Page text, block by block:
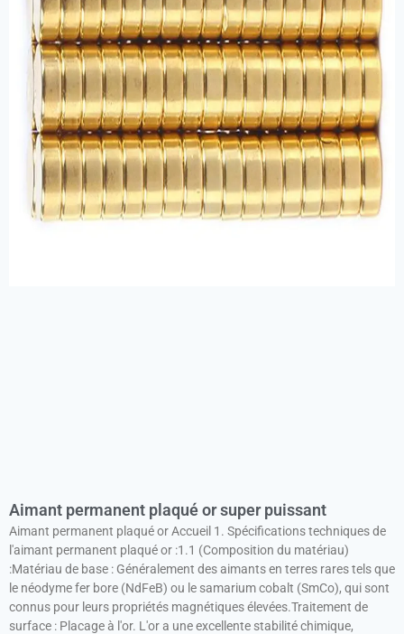
Aimant permanent plaqué or super puissant
Aimant permanent plaqué or Accueil 1. Spécifications techniques de
l'aimant permanent plaqué or :1.1 (Composition du matériau)
:Matériau de base : Généralement des aimants en terres rares tels que
le néodyme fer bore (NdFeB) ou le samarium cobalt (SmCo), qui sont
connus pour leurs propriétés magnétiques élevées.Traitement de
surface : Placage à l'or. L'or a une excellente stabilité chimique,